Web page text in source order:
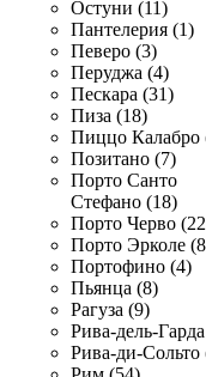
Остуни (11)
Пантелерия (1)
Певеро (3)
Перуджа (4)
Пескара (31)
Пиза (18)
Пиццо Калабро
Позитано (7)
Порто Санто
Стефано (18)
Порто Черво
Порто Эрколе
Портофино (4)
Пьянца (8)
Рагуза (9)
Рива-дель-
Рива-ди-Сольто